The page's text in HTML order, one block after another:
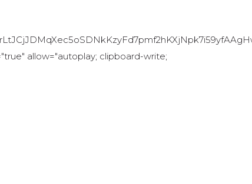
allow="autoplay; clipboard-write;